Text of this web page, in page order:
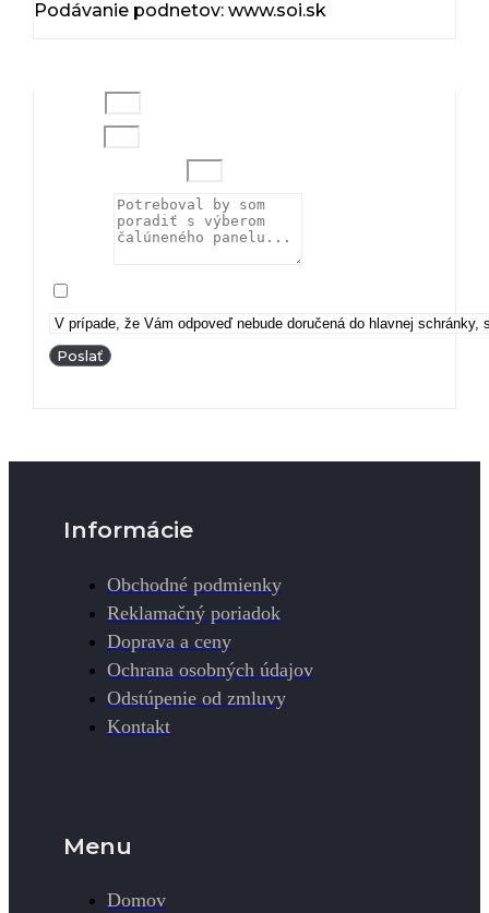
Podávanie podnetov: www.soi.sk
Poslať
Informácie
Obchodné podmienky
Reklamačný poriadok
Doprava a ceny
Ochrana osobných údajov
Odstúpenie od zmluvy
Kontakt
Menu
Domov